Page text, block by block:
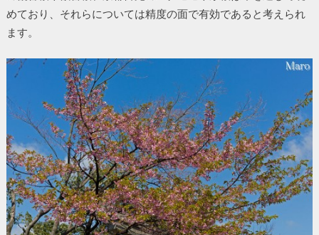
めており、それらについては精度の面で有効であると考えられ
ます。